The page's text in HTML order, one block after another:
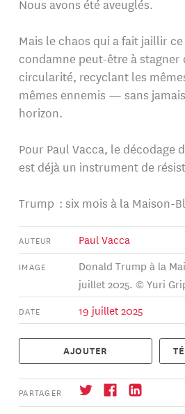
Nous avons été aveuglés.
Mais le chaos qui a fait jaillir
condamne peut-être à
circularité, recyclant les
mêmes ennemis — sans
horizon.
Pour Paul Vacca, le décodage
est déjà un instrument de
Trump : six mois à la Maison-
AUTEUR Paul Vacca
IMAGE
Donald Trump à la
juillet 2025. © Yuri
DATE 19 juillet 2025
AJOUTER
PARTAGER